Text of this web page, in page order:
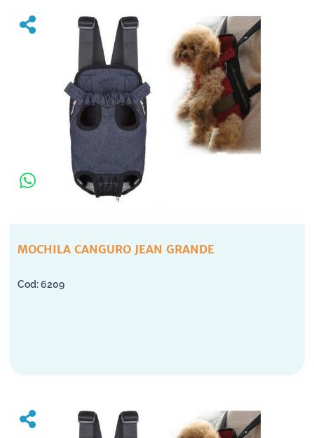
MOCHILA CANGURO JEAN GRANDE
6209